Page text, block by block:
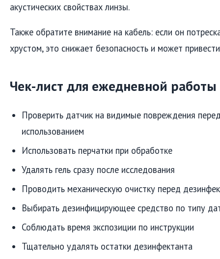
акустических свойствах линзы.
Также обратите внимание на кабель: если он
хрустом, это снижает безопасность и может
Чек-лист для ежедневной работы
Проверить датчик на видимые повреждения
использованием
Использовать перчатки при обработке
Удалять гель сразу после исследования
Проводить механическую очистку перед
Выбирать дезинфицирующее средство по типу
Соблюдать время экспозиции по инструкции
Тщательно удалять остатки дезинфектанта